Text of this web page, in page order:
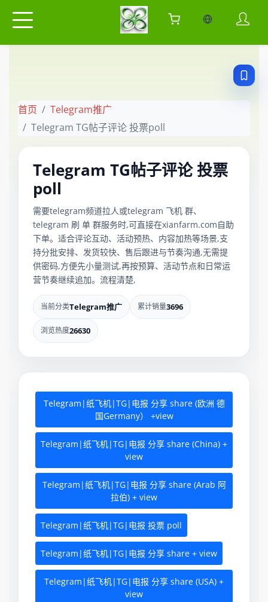
当前语言：中
首页
Telegram推广
Telegram TG帖子评论 投票poll
Telegram TG帖子评论 投票
poll
需要telegram频道拉人或telegram 飞机 群、
telegram 刷 单 群服务时,可直接在xianfarm.com自助
下单。适合评论互动、活动预热、内容加热等场景,支
持分批安排、发货较快、售后跟进与节奏沟通,无需提
供密码,方便先小量测试,再按预算、活动节点和日常运
营节奏继续追加。流程清楚,
当前分类Telegram推广 累计销量3696
浏览热度26630
Telegram|纸飞机|TG|电报 分享 share (欧洲 德
国Germany） +view
Telegram|纸飞机|TG|电报 分享 share (China) +
view
Telegram|纸飞机|TG|电报 分享 share (Arab 阿
拉伯) + view
Telegram|纸飞机|TG|电报 投票 poll
Telegram|纸飞机|TG|电报 分享 share + view
Telegram|纸飞机|TG|电报 分享 share (USA) +
view